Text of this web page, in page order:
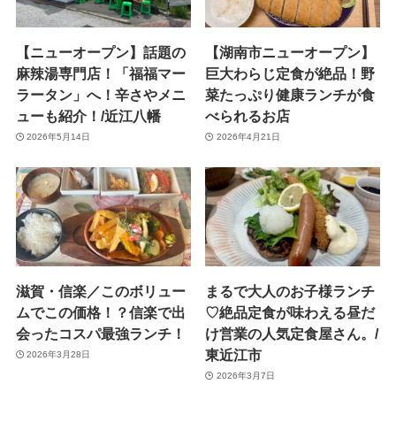
【ニューオープン】話題の
麻辣湯専門店！「福福マー
ラータン」へ！辛さやメニ
ューも紹介！/近江八幡
2026年5月14日
【湖南市ニューオープン】
巨大わらじ定食が絶品！野
菜たっぷり健康ランチが食
べられるお店
2026年4月21日
滋賀・信楽／このボリュー
ムでこの価格！？信楽で出
会ったコスパ最強ランチ！
2026年3月28日
まるで大人のお子様ランチ
♡絶品定食が味わえる昼だ
け営業の人気定食屋さん。/
東近江市
2026年3月7日